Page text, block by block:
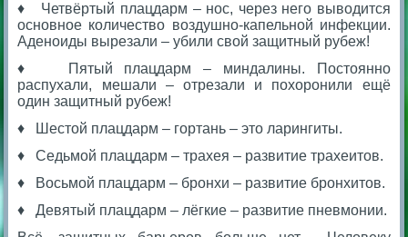
♦ Четвёртый плацдарм – нос, через него выводится
основное количество воздушно-капельной инфекции.
Аденоиды вырезали – убили свой защитный рубеж!
♦ Пятый плацдарм – миндалины. Постоянно
распухали, мешали – отрезали и похоронили ещё
один защитный рубеж!
♦ Шестой плацдарм – гортань – это ларингиты.
♦ Седьмой плацдарм – трахея – развитие трахеитов.
♦ Восьмой плацдарм – бронхи – развитие бронхитов.
♦ Девятый плацдарм – лёгкие – развитие пневмонии.